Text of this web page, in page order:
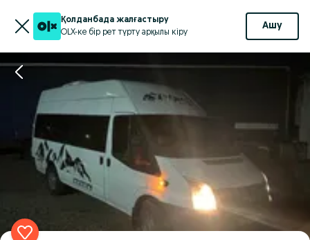
Қолданбада жалғастыру
OLX-ке бір рет түрту арқылы кіру
Ашу